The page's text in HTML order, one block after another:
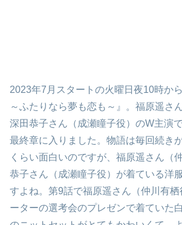
2023年7月スタートの火曜日夜10時か
～ふたりなら夢も恋も～』。福原遥さん
深田恭子さん（成瀬瞳子役）のW主演
最終章に入りました。物語は毎回続き
くらい面白いのですが、福原遥さん（仲
恭子さん（成瀬瞳子役）が着ている洋
すよね。第9話で福原遥さん（仲川 有栖
ーターの選考会のプレゼンで着ていた